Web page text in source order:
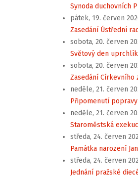
Synoda duchovních
pátek, 19. červen
Zasedání Ústřední
sobota, 20. červen
Světový den
sobota, 20. červen
Zasedání Církevního
neděle, 21. červen
Připomenutí
neděle, 21. červen
Staroměstská
středa, 24. červen
Památka narození
středa, 24. červen
Jednání pražské